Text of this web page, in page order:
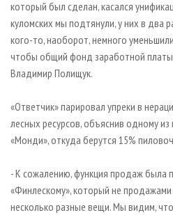
который был сделан, касался
куломских мы подтянули, у них в два
кого-то, наоборот, немного
чтобы общий фонд заработной платы
Владимир Полищук.
«Ответчик» парировал упреки в
лесных ресурсов, объяснив одному
«Монди», откуда берутся 15%
- К сожалению, функция продаж была
«Финлескому», который не
несколько разные вещи. Мы видим,